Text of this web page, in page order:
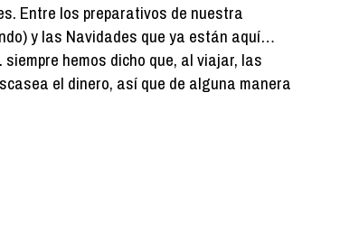
Entre los preparativos de nuestra
y las Navidades que ya están aquí…
hemos dicho que, al viajar, las
el dinero, así que de alguna manera